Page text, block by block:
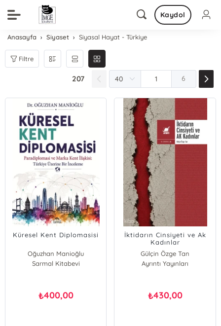
Kaydol
Anasayfa Siyaset Siyasal Hayat - Türkiye
Filtre
207 6
Küresel Kent Diplomasisi
Oğuzhan Manioğlu
Sarmal Kitabevi
₺400,00
İktidarın Cinsiyeti ve Ak
Kadınlar
Gülçin Özge Tan
Ayrıntı Yayınları
₺430,00